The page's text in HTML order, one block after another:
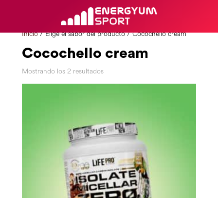
Inicio/ Elige el sabor del producto / Cocochello cream
Cocochello cream
Mostrando los 2 resultados